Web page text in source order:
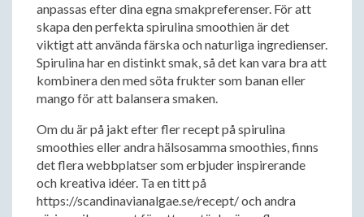
anpassas efter dina egna smakpreferenser. För att
skapa den perfekta spirulina smoothien är det
viktigt att använda färska och naturliga ingredienser.
Spirulina har en distinkt smak, så det kan vara bra att
kombinera den med söta frukter som banan eller
mango för att balansera smaken.
Om du är på jakt efter fler recept på spirulina
smoothies eller andra hälsosamma smoothies, finns
det flera webbplatser som erbjuder inspirerande
och kreativa idéer. Ta en titt på
https://scandinavianalgae.se/recept/ och andra